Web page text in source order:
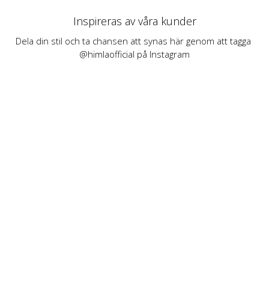
Inspireras av våra kunder
Dela din stil och ta chansen att synas här genom att tagga
@himlaofficial på Instagram